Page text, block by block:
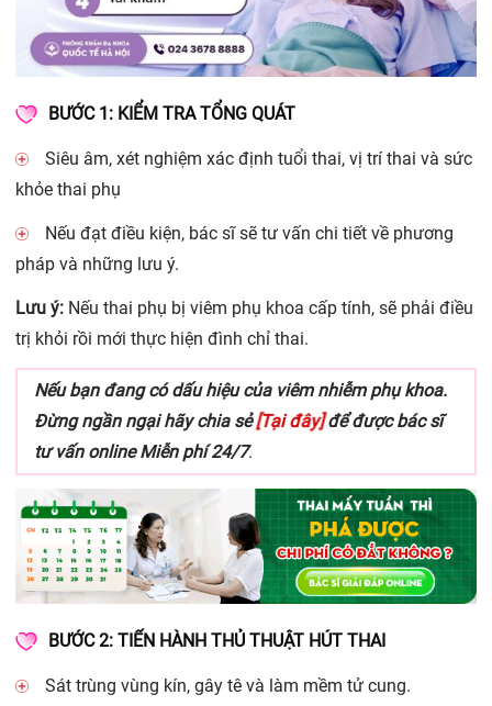
BƯỚC 1: KIỂM TRA TỔNG QUÁT
Siêu âm, xét nghiệm xác định tuổi thai, vị trí thai và sức
khỏe thai phụ
Nếu đạt điều kiện, bác sĩ sẽ tư vấn chi tiết về phương
pháp và những lưu ý.
Lưu ý: Nếu thai phụ bị viêm phụ khoa cấp tính, sẽ phải điều
trị khỏi rồi mới thực hiện đình chỉ thai.
Nếu bạn đang có dấu hiệu của viêm nhiễm phụ khoa.
Đừng ngần ngại hãy chia sẻ[Tại đây]để được bác sĩ
tư vấn online Miễn phí 24/7.
BƯỚC 2: TIẾN HÀNH THỦ THUẬT HÚT THAI
Sát trùng vùng kín, gây tê và làm mềm tử cung.